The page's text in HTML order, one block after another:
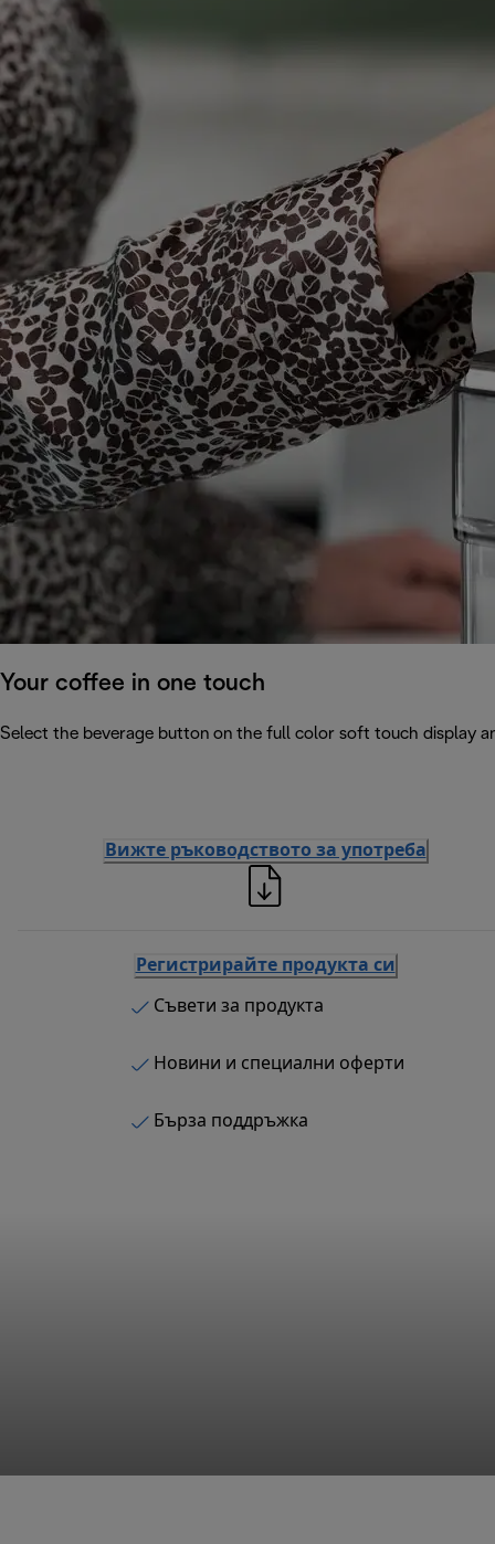
Your coffee in one touch
Select the beverage button on the full color soft touch display
Вижте ръководството за употреба
Регистрирайте продукта си
Съвети за продукта
Новини и специални оферти
Бърза поддръжка